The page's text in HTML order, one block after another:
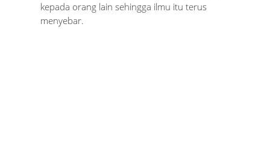
kepada orang lain sehingga ilmu itu terus
menyebar.